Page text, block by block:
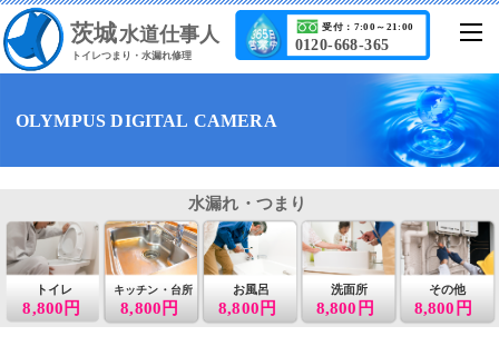
茨城水道仕事人
トイレつまり・水漏れ修理
0120-668-365
受付：7:00～21:00
OLYMPUS DIGITAL CAMERA
8,800円
トイレ
8,800円
キッチン・台所 お風呂
8,800円
洗面所
8,800円
その他
8,800円
水漏れ・つまり